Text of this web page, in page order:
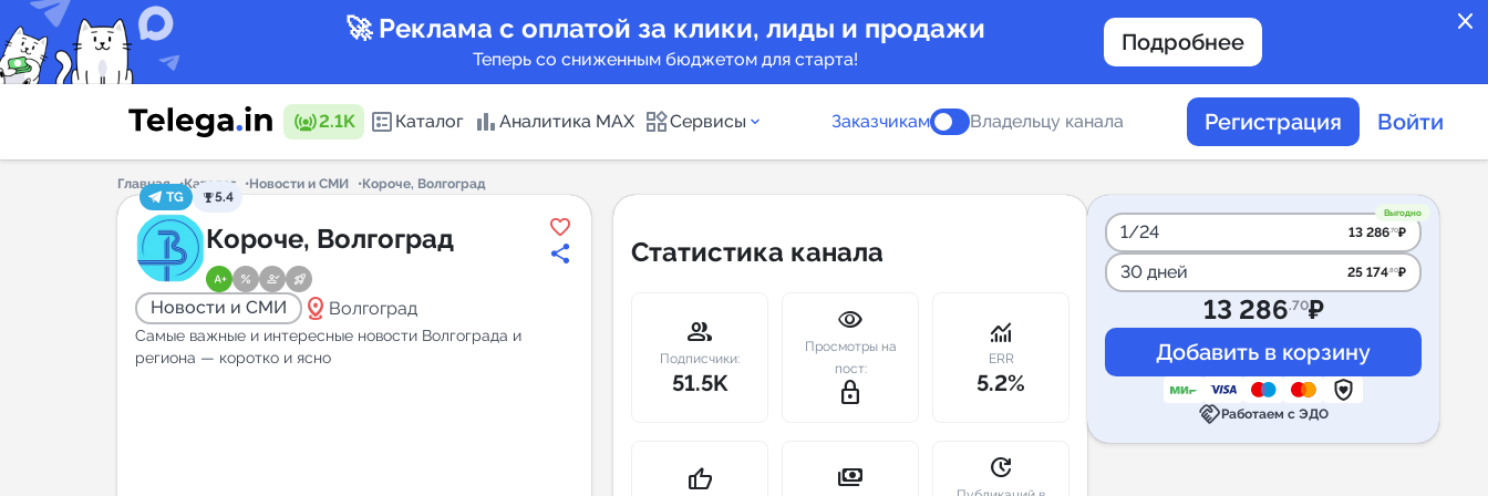
close
🚀 Реклама с оплатой за клики, лиды и продажи
Теперь со сниженным бюджетом для старта!
Подробнее
2.1K Каталог Аналитика MAX Сервисы
Каталог каналов
Горящие предложения
Индекс читаемости каналов в
Telegram
New
сопровождение
Заказчикам Владельцу канала Регистрация Войти
Главная Каталог Новости и СМИ
Короче, Волгоград
TG
5.4
Короче, Волгоград
Новости и СМИ distance Волгоград
Самые важные и интересные новости Волгограда и
региона — коротко и ясно
Статистика канала
group
Подписчики:
51.5K
visibility
Просмотры на
пост:
lock_outline
monitoring
ERR
5.2%
thumb_up payments update
Выгодно
1/24 13 286.70₽
30 дней 25 174.80₽
13 286.70₽
handshakeРаботаем с ЭДО